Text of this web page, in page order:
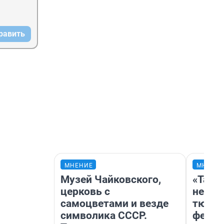
МНЕНИЕ
Музей Чайковского,
церковь с
самоцветами и везде
символика СССР.
не